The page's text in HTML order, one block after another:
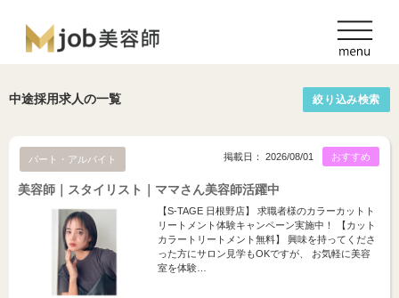
中途採用求人の一覧 絞り込み検索
パート・アルバイト おすすめ
掲載日： 2026/08/01
美容師｜スタイリスト｜ママさん美容師活躍中
【S-TAGE 日根野店】 求職者様のカラーカットト
リートメント体験キャンペーン実施中！ 【カット
カラートリートメント無料】 興味を持ってくださ
った方にサロン見学もOKですが、 お気軽に美容
室を体験…